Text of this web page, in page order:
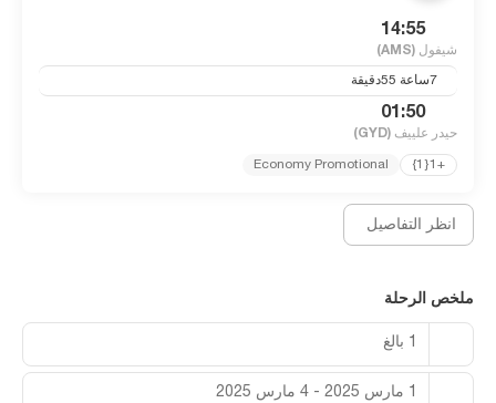
14:55
شيفول (AMS)
01:50
حيدر علييف (GYD)
+1{1}
Economy Promotional
انظر التفاصيل
ملخص الرحلة
1 بالغ
1 مارس 2025 - 4 مارس 2025